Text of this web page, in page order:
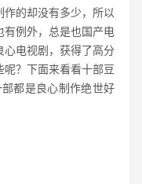
的却没有多少，所以
有例外，总是也国产电
电视剧，获得了高分
？下面来看看十部豆
都是良心制作绝世好